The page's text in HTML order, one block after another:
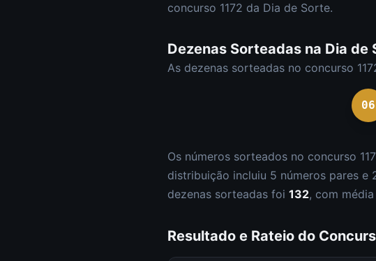
concurso 1172 da Dia de Sorte.
Dezenas Sorteadas na Dia de
As dezenas sorteadas no concurso
06
Os números sorteados no concurso
distribuição incluiu 5 números pares e
dezenas sorteadas foi 132, com
Resultado e Rateio do